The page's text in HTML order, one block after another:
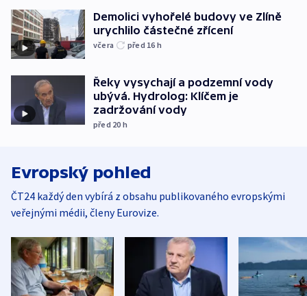
Demolici vyhořelé budovy ve Zlíně
urychlilo částečné zřícení
včera před 16 h
Řeky vysychají a podzemní vody
ubývá. Hydrolog: Klíčem je
zadržování vody
před 20 h
Evropský pohled
ČT24 každý den vybírá z obsahu publikovaného evropskými
veřejnými médii, členy Eurovize.